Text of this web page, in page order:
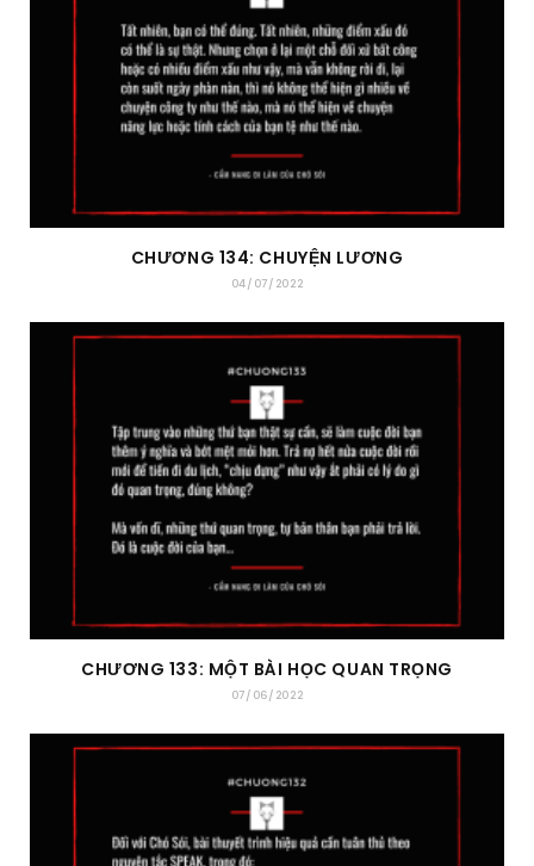
CHƯƠNG 134: CHUYỆN LƯƠNG
04/07/2022
CHƯƠNG 133: MỘT BÀI HỌC QUAN TRỌNG
07/06/2022